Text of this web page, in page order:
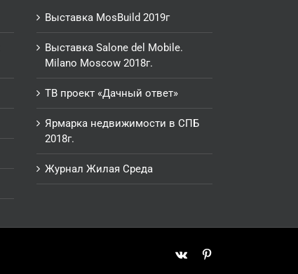
Выставка MosBuild 2019г
Выставка Salone del Mobile.
Milano Moscow 2018г.
ТВ проект «Дачный ответ»
Ярмарка недвижимости в СПБ
2018г.
Журнал Жилая Среда
Vk